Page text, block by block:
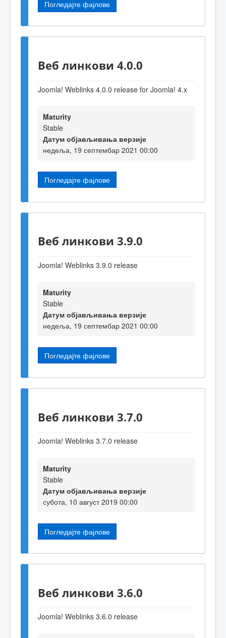
Погледајте фајлове
Веб линкови 4.0.0
Joomla! Weblinks 4.0.0 release for Joomla! 4.x
Maturity
Stable
Датум објављивања верзије
недеља, 19 септембар 2021 00:00
Погледајте фајлове
Веб линкови 3.9.0
Joomla! Weblinks 3.9.0 release
Maturity
Stable
Датум објављивања верзије
недеља, 19 септембар 2021 00:00
Погледајте фајлове
Веб линкови 3.7.0
Joomla! Weblinks 3.7.0 release
Maturity
Stable
Датум објављивања верзије
субота, 10 август 2019 00:00
Погледајте фајлове
Веб линкови 3.6.0
Joomla! Weblinks 3.6.0 release